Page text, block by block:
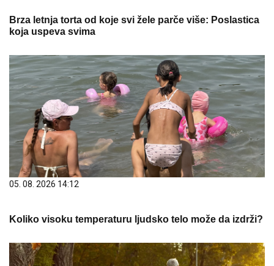
Brza letnja torta od koje svi žele parče više: Poslastica
koja uspeva svima
05. 08. 2026 14:12
Koliko visoku temperaturu ljudsko telo može da izdrži?